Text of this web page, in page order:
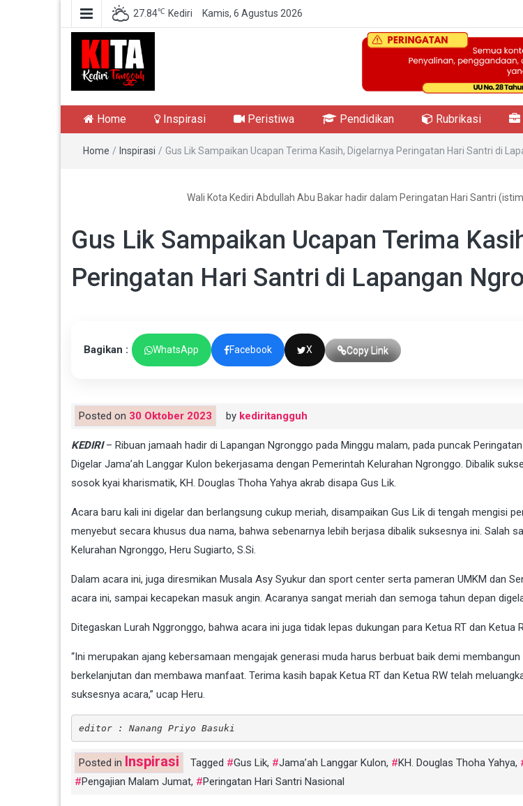
27.84℃ Kediri Kamis, 6 Agustus 2026
Kediri Tangguh
Home Inspirasi Peristiwa Pendidikan Rubrikasi
Home / Inspirasi / Gus Lik Sampaikan Ucapan Terima Kasih, Digelarnya Peringatan Hari Santri di
Wali Kota Kediri Abdullah Abu Bakar hadir dalam Peringatan Hari Santri
Gus Lik Sampaikan Ucapan Terima
Peringatan Hari Santri di Lapangan
Bagikan : WhatsApp Facebook X Copy Link
Posted on 30 Oktober 2023 by kediritangguh
KEDIRI– Ribuan jamaah hadir di Lapangan Ngronggo pada Minggu malam, pada puncak
Digelar Jama’ah Langgar Kulon bekerjasama dengan Pemerintah Kelurahan Ngronggo. Dibalik
sosok kyai kharismatik, KH. Douglas Thoha Yahya akrab disapa Gus Lik.
Acara baru kali ini digelar dan berlangsung cukup meriah, disampaikan Gus Lik di tengah mengisi
menyebut secara khusus dua nama, bahwa sebenarnya lebih berjasa dibalik suksesnya ini. Salah
Kelurahan Ngronggo, Heru Sugiarto, S.Si.
Dalam acara ini, juga diresmikan Musala Asy Syukur dan sport center serta pameran UMKM dan
acara ini, sampai kecapekan masuk angin. Acaranya sangat meriah dan semoga tahun depan
Ditegaskan Lurah Nggronggo, bahwa acara ini juga tidak lepas dukungan para Ketua RT dan Ketua
“Ini merupakan ajang kebersamaan mengajak generasi muda harus berbuat baik demi
berkelanjutan dan membawa manfaat. Terima kasih bapak Ketua RT dan Ketua RW telah
suksesnya acara,” ucap Heru.
editor : Nanang Priyo Basuki
Posted in Inspirasi Tagged Gus Lik, Jama’ah Langgar Kulon, KH. Douglas Thoha Yahya,
Pengajian Malam Jumat, Peringatan Hari Santri Nasional